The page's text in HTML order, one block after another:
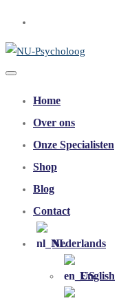
Home
Over ons
Onze Specialisten
Shop
Blog
Contact
Nederlands
English